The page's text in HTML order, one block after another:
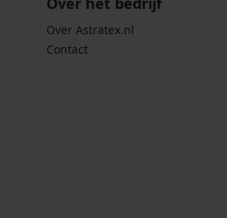
Over Astratex.nl
Contact